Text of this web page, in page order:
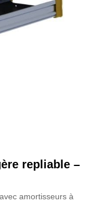
repliable –
amortisseurs à